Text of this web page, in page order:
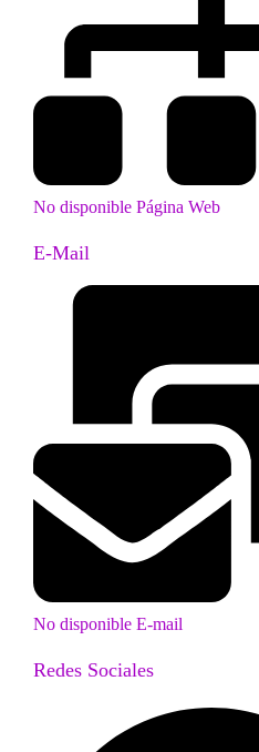
No disponible Página Web
E-Mail
No disponible E-mail
Redes Sociales